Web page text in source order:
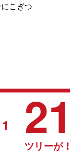
こぎつ
ツリーが！
21